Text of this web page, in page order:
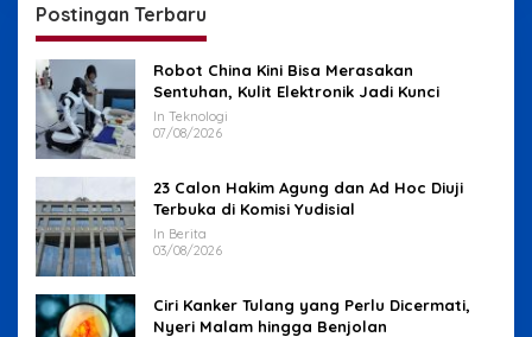
Postingan Terbaru
Robot China Kini Bisa Merasakan
Sentuhan, Kulit Elektronik Jadi Kunci
In Teknologi
07/08/2026
23 Calon Hakim Agung dan Ad Hoc Diuji
Terbuka di Komisi Yudisial
In Berita
03/08/2026
Ciri Kanker Tulang yang Perlu Dicermati,
Nyeri Malam hingga Benjolan